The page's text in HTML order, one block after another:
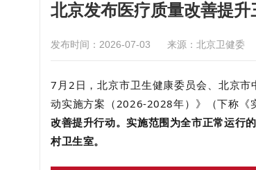
北京发布医疗质量改善提
发布时间：2026-07-03 来源：北京卫健委
7月2日，北京市卫生健康委员会、北京
动实施方案（2026-2028年）》（下称《
改善提升行动。实施范围为全市正常运行
村卫生室。